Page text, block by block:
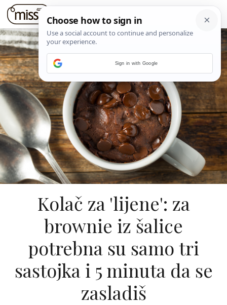
Kolač za 'lijene': za
brownie iz šalice
potrebna su samo tri
sastojka i 5 minuta da se
zasladiš
Sign in with Google